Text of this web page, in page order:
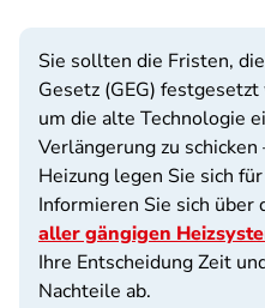
Sie sollten die Fristen,
Gesetz (GEG)
um die alte Technologie
Verlängerung zu
Heizung legen Sie sich
Informieren Sie sich über
aller gängigen
Ihre Entscheidung Zeit
Nachteile ab.